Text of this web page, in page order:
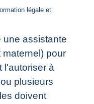
légale et
une assistante
pour
l'autoriser à
plusieurs
doivent